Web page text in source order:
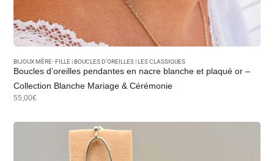
BIJOUX MÈRE- FILLE |BOUCLES D’OREILLES |LES CLASSIQUES
Boucles d’oreilles pendantes en nacre blanche et plaqué or –
Collection Blanche Mariage & Cérémonie
55,00€